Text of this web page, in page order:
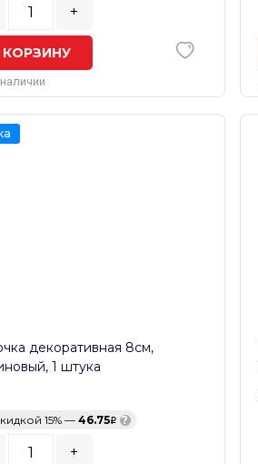
+
КОРЗИНУ
декоративная 8см,
1 штука
15% — 46.75 ?
+